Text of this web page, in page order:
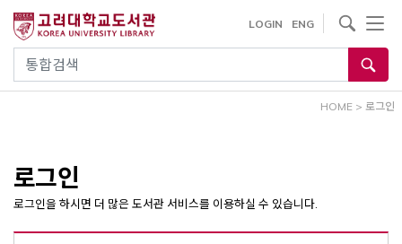
건
통합검색
LOGIN ENG
사이트내 검색
HOME > 로그인
로그인
로그인을 하시면 더 많은 도서관 서비스를 이용하실 수 있습니다.